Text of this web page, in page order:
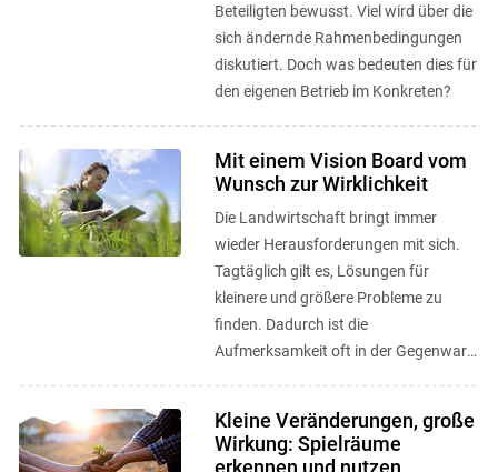
Beteiligten bewusst. Viel wird über die
sich ändernde Rahmenbedingungen
diskutiert. Doch was bedeuten dies für
den eigenen Betrieb im Konkreten?
Mit einem Vision Board vom
Wunsch zur Wirklichkeit
Die Landwirtschaft bringt immer
wieder Herausforderungen mit sich.
Tagtäglich gilt es, Lösungen für
kleinere und größere Probleme zu
finden. Dadurch ist die
Aufmerksamkeit oft in der Gegenwart
Kleine Veränderungen, große
Wirkung: Spielräume
erkennen und nutzen